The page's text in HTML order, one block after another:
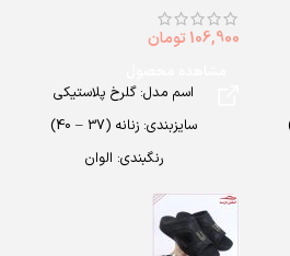
106,900 تومان
اسم مدل: گلرخ پلاستیکی
سایزبندی: زنانه (37 – 40)
رنگبندی: الوان
تعداد در کارتن: 24 جفت
جنس: Airblowing